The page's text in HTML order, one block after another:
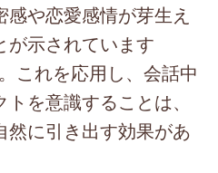
や恋愛感情が芽生え
が示されています
これを応用し、会話中
を意識することは、
に引き出す効果があ